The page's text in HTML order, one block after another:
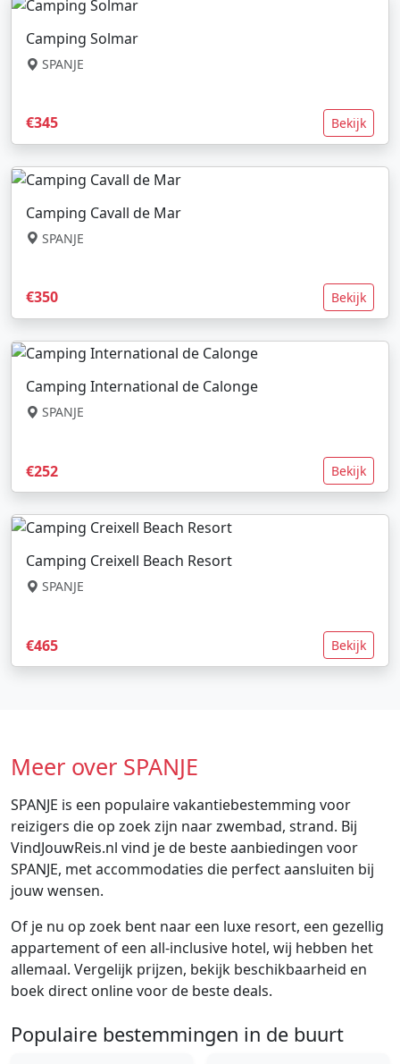
Camping Solmar
SPANJE
€345 Bekijk
Camping Cavall de Mar
SPANJE
€350 Bekijk
Camping International de Calonge
SPANJE
€252 Bekijk
Camping Creixell Beach Resort
SPANJE
€465 Bekijk
Meer over SPANJE
SPANJE is een populaire vakantiebestemming voor
reizigers die op zoek zijn naar zwembad, strand. Bij
VindJouwReis.nl vind je de beste aanbiedingen voor
SPANJE, met accommodaties die perfect aansluiten bij
jouw wensen.
Of je nu op zoek bent naar een luxe resort, een gezellig
appartement of een all-inclusive hotel, wij hebben het
allemaal. Vergelijk prijzen, bekijk beschikbaarheid en
boek direct online voor de beste deals.
Populaire bestemmingen in de buurt